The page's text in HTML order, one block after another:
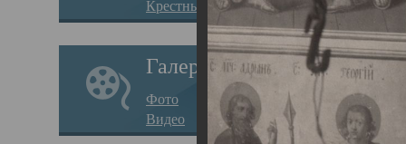
Крестные ходы
Галерея
Фото
Видео